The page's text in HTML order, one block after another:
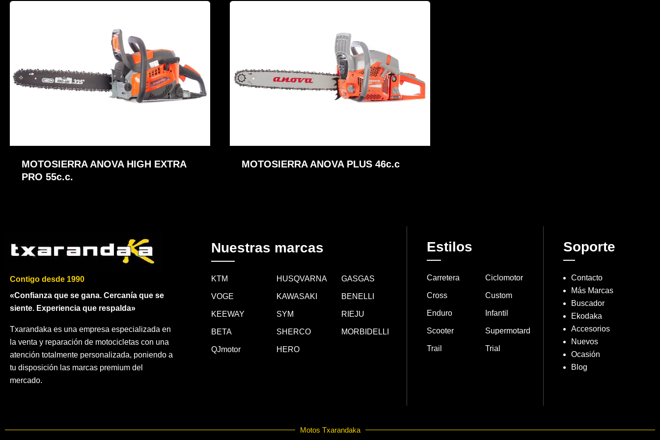
MOTOSIERRA ANOVA HIGH EXTRA
PRO 55c.c.
MOTOSIERRA ANOVA PLUS 46c.c
Contigo desde 1990
«Confianza que se gana. Cercanía que se
siente. Experiencia que respalda»
Txarandaka es una empresa especializada en
la venta y reparación de motocicletas con una
atención totalmente personalizada, poniendo a
tu disposición las marcas premium del
mercado.
Nuestras marcas
KTM HUSQVARNA GASGAS
VOGE KAWASAKI BENELLI
KEEWAY SYM RIEJU
BETA SHERCO MORBIDELLI
QJmotor HERO
Estilos
Carretera Ciclomotor
Cross Custom
Enduro Infantil
Scooter Supermotard
Trail Trial
Soporte
Contacto
Más Marcas
Buscador
Ekodaka
Accesorios
Nuevos
Ocasión
Blog
Motos Txarandaka